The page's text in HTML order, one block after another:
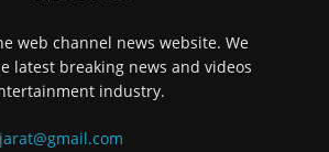
web channel news website. We
latest breaking news and videos
industry.